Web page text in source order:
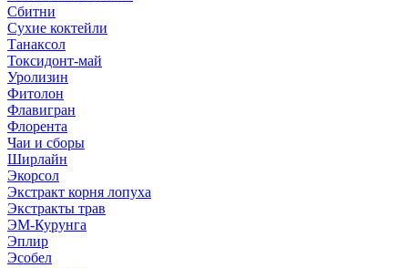
Сбитни
Сухие коктейли
Танаксол
Токсидонт-май
Уролизин
Фитолон
Флавигран
Флорента
Чаи и сборы
Ширлайн
Экорсол
Экстракт корня лопуха
Экстракты трав
ЭМ-Курунга
Эплир
Эсобел